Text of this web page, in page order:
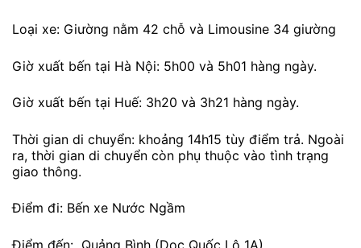
Loại xe: Giường nằm 42 chỗ và Limousine 34 giường
Giờ xuất bến tại Hà Nội: 5h00 và 5h01 hàng ngày.
Giờ xuất bến tại Huế: 3h20 và 3h21 hàng ngày.
Thời gian di chuyển: khoảng 14h15 tùy điểm trả. Ngoài
ra, thời gian di chuyển còn phụ thuộc vào tình trạng
giao thông.
Điểm đi: Bến xe Nước Ngầm